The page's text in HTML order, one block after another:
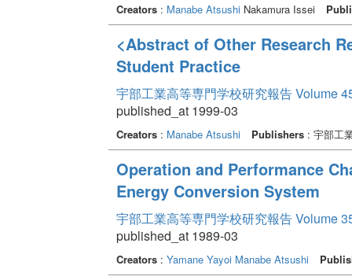
Creators: Manabe AtsushiNakamura Issei
<Abstract of Other Research
Student Practice
宇部工業高等専門学校研究報告 Volume
published_at 1999-03
Creators: Manabe Atsushi Publishers: 宇部工
Operation and Performance
Energy Conversion System
宇部工業高等専門学校研究報告 Volume
published_at 1989-03
Creators: Yamane Yayoi Manabe Atsushi